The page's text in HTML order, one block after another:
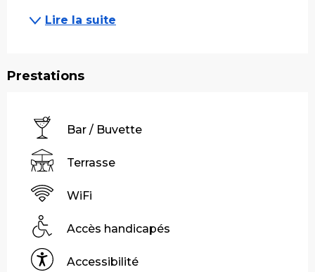
Lire la suite
Prestations
Bar / Buvette
Terrasse
WiFi
Accès handicapés
Accessibilité